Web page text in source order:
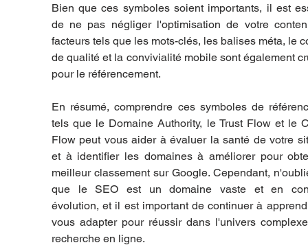
Bien que ces symboles soient importants, il est
de ne pas négliger l'optimisation de votre
facteurs tels que les mots-clés, les balises méta, le
de qualité et la convivialité mobile sont également
pour le référencement.
En résumé, comprendre ces symboles de
tels que le Domaine Authority, le Trust Flow et le
Flow peut vous aider à évaluer la santé de votre
et à identifier les domaines à améliorer pour
meilleur classement sur Google. Cependant,
que le SEO est un domaine vaste et en
évolution, et il est important de continuer à
vous adapter pour réussir dans l'univers
recherche en ligne.